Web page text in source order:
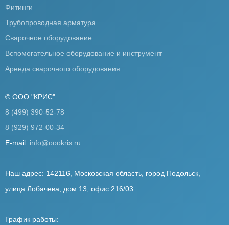
Фитинги
Трубопроводная арматура
Сварочное оборудование
Вспомогательное оборудование и инструмент
Аренда сварочного оборудования
© ООО "КРИС"
8 (499) 390-52-78
8 (929) 972-00-34
E-mail: info@oookris.ru
Наш адрес: 142116, Московская область, город Подольск,
улица Лобачева, дом 13, офис 216/03.
График работы: